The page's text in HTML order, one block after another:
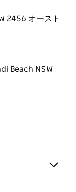
2456 オースト